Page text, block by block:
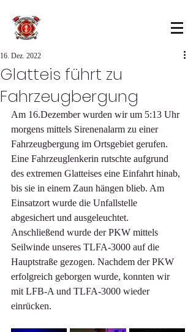
Glatteis führt zu
Fahrzeugbergung
16. Dez. 2022
Am 16.Dezember wurden wir um 5:13 Uhr
morgens mittels Sirenenalarm zu einer
Fahrzeugbergung im Ortsgebiet gerufen.
Eine Fahrzeuglenkerin rutschte aufgrund
des extremen Glatteises eine Einfahrt hinab,
bis sie in einem Zaun hängen blieb. Am
Einsatzort wurde die Unfallstelle
abgesichert und ausgeleuchtet.
Anschließend wurde der PKW mittels
Seilwinde unseres TLFA-3000 auf die
Hauptstraße gezogen. Nachdem der PKW
erfolgreich geborgen wurde, konnten wir
mit LFB-A und TLFA-3000 wieder
einrücken.